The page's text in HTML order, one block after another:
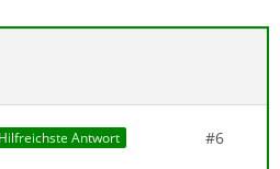
Hilfreichste Antwort #6